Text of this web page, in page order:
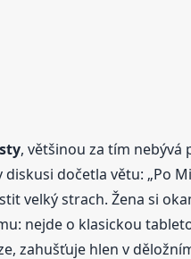
, většinou za tím nebývá
dočetla větu: „Po
velký strach. Žena si
nejde o klasickou
zahušťuje hlen v